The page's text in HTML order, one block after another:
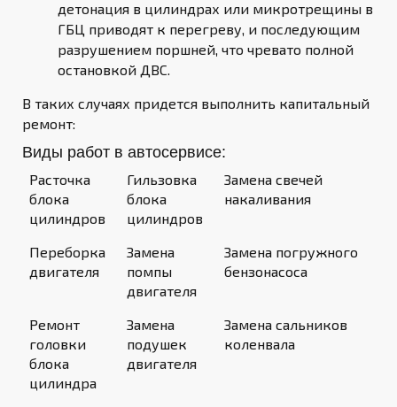
детонация в цилиндрах или микротрещины в
ГБЦ приводят к перегреву, и последующим
разрушением поршней, что чревато полной
остановкой ДВС.
В таких случаях придется выполнить капитальный
ремонт:
Виды работ в автосервисе:
Расточка
блока
цилиндров
Гильзовка
блока
цилиндров
Замена свечей
накаливания
Переборка
двигателя
Замена
помпы
двигателя
Замена погружного
бензонасоса
Ремонт
головки
блока
цилиндра
Замена
подушек
двигателя
Замена сальников
коленвала